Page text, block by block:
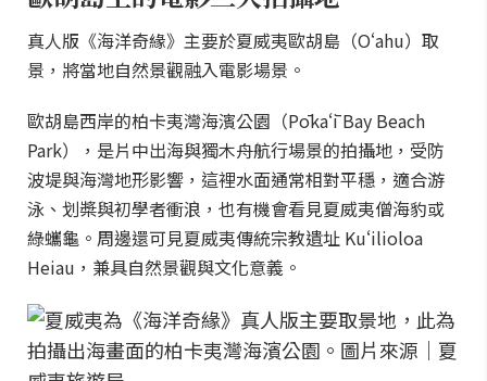
真人版《海洋奇緣》主要於夏威夷歐胡島（Oʻahu）取
景，將當地自然景觀融入電影場景。
歐胡島西岸的柏卡夷灣海濱公園（Pōkaʻī Bay Beach
Park），是片中出海與獨木舟航行場景的拍攝地，受防
波堤與海灣地形影響，這裡水面通常相對平穩，適合游
泳、划槳與初學者衝浪，也有機會看見夏威夷僧海豹或
綠蠵龜。周邊還可見夏威夷傳統宗教遺址 Kuʻilioloa
Heiau，兼具自然景觀與文化意義。